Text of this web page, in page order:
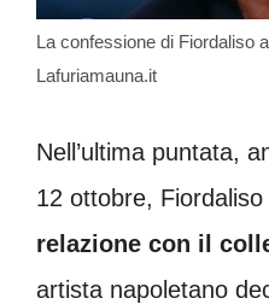
La confessione di Fiordaliso
Lafuriamauna.it
Nell’ultima puntata,
12 ottobre,
relazione con il
artista napoletano